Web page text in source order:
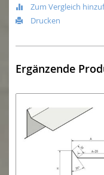
Zum Vergleich
Drucken
Ergänzende